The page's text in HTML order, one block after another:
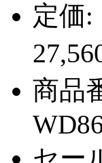
定価:
商品